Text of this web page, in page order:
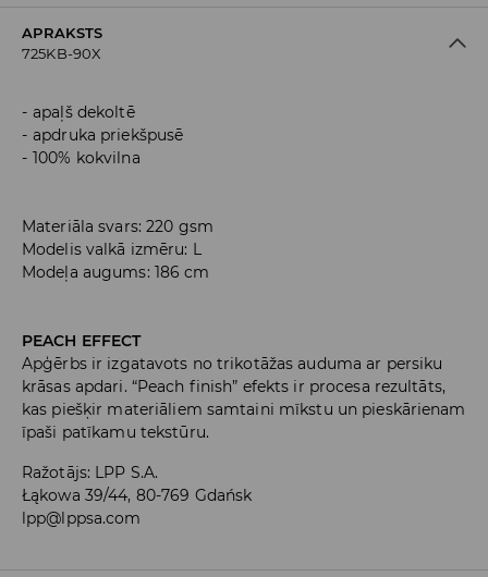
APRAKSTS
725KB-90X
apaļš dekoltē
apdruka priekšpusē
100% kokvilna
Materiāla svars: 220 gsm
Modelis valkā izmēru: L
Modeļa augums: 186 cm
PEACH EFFECT
Apģērbs ir izgatavots no trikotāžas auduma ar persiku
krāsas apdari. “Peach finish” efekts ir procesa rezultāts,
kas piešķir materiāliem samtaini mīkstu un pieskārienam
īpaši patīkamu tekstūru.
Ražotājs: LPP S.A.
Łąkowa 39/44, 80-769 Gdańsk
lpp@lppsa.com